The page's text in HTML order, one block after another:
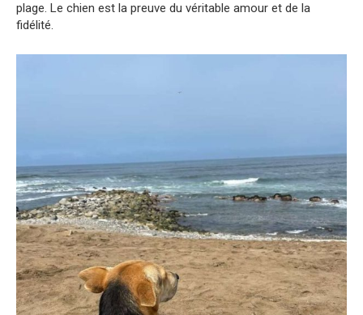
plage. Le chien est la preuve du véritable amour et de la
fidélité.